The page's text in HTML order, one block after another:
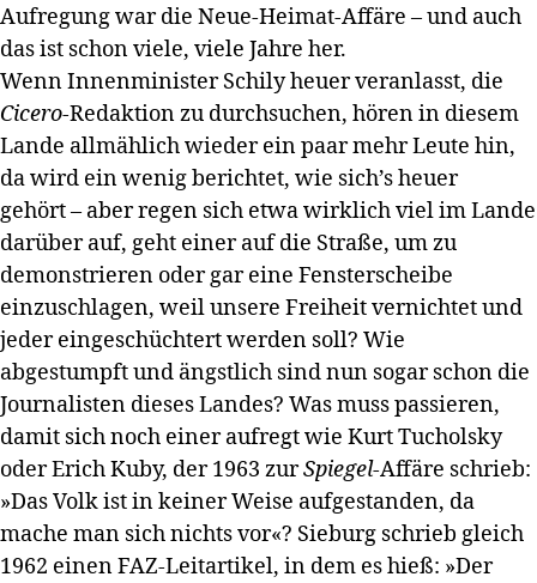
Aufregung war die Neue-Heimat-Affäre – und auch
das ist schon viele, viele Jahre her.
Wenn Innenminister Schily heuer veranlasst, die
Cicero-Redaktion zu durchsuchen, hören in diesem
Lande allmählich wieder ein paar mehr Leute hin,
da wird ein wenig berichtet, wie sich’s heuer
gehört – aber regen sich etwa wirklich viel im Lande
darüber auf, geht einer auf die Straße, um zu
demonstrieren oder gar eine Fensterscheibe
einzuschlagen, weil unsere Freiheit vernichtet und
jeder eingeschüchtert werden soll? Wie
abgestumpft und ängstlich sind nun sogar schon die
Journalisten dieses Landes? Was muss passieren,
damit sich noch einer aufregt wie Kurt Tucholsky
oder Erich Kuby, der 1963 zurSpiegel-Affäre schrieb:
»Das Volk ist in keiner Weise aufgestanden, da
mache man sich nichts vor«? Sieburg schrieb gleich
1962 einen FAZ-Leitartikel, in dem es hieß: »Der